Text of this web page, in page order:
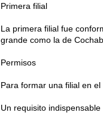
Primera filial
La primera filial fue
grande como la de
Permisos
Para formar una filial en
Un requisito